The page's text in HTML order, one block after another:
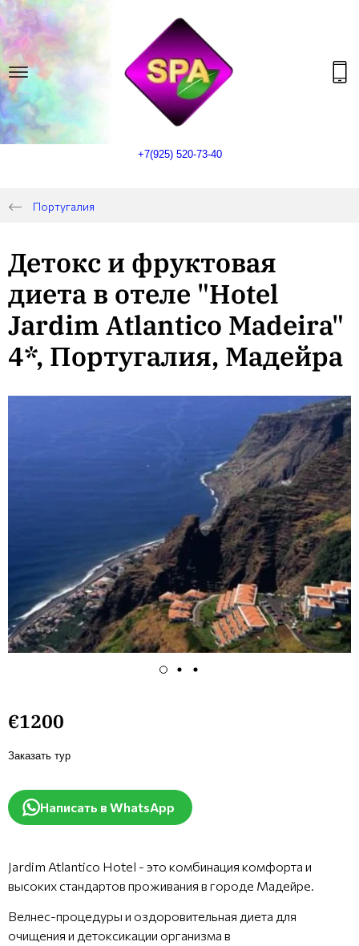
+7(925) 520-73-40
Португалия
Детокс и фруктовая
диета в отеле "Hotel
Jardim Atlantico Madeira"
4*, Португалия, Мадейра
€1200
Заказать тур
Написать в WhatsApp
Jardim Atlantico Hotel - это комбинация комфорта и
высоких стандартов проживания в городе Мадейре.
Велнес-процедуры и оздоровительная диета для
очищения и детоксикации организма в